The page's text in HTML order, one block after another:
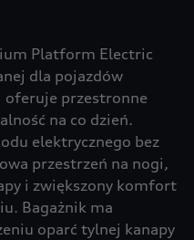
Platform Electric
dla pojazdów
oferuje przestronne
na co dzień.
elektrycznego bez
przestrzeń na nogi,
i zwiększony komfort
Bagażnik ma
oparć tylnej kanapy